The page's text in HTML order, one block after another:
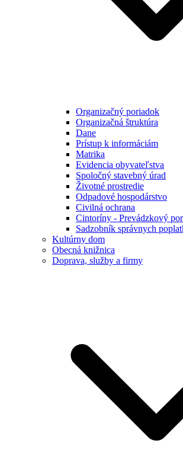
Organizačný poriadok
Organizačná štruktúra
Dane
Prístup k informáciám
Matrika
Evidencia obyvateľstva
Spoločný stavebný úrad
Životné prostredie
Odpadové hospodárstvo
Civilná ochrana
Cintoríny - Prevádzkový
Sadzobník správnych
Kultúrny dom
Obecná knižnica
Doprava, služby a firmy